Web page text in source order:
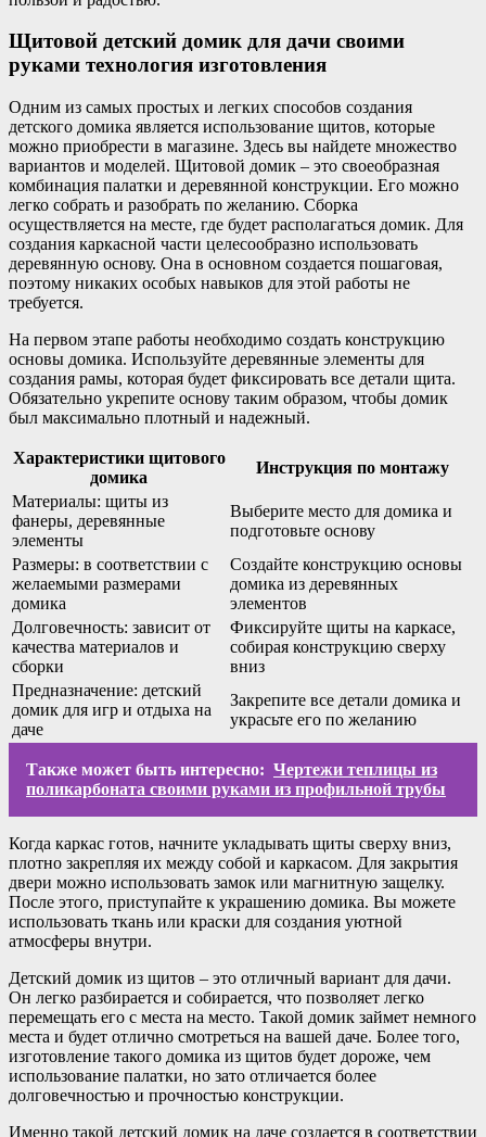
Щитовой детский домик для дачи своими
руками технология изготовления
Одним из самых простых и легких способов создания
детского домика является использование щитов, которые
можно приобрести в магазине. Здесь вы найдете множество
вариантов и моделей. Щитовой домик – это своеобразная
комбинация палатки и деревянной конструкции. Его можно
легко собрать и разобрать по желанию. Сборка
осуществляется на месте, где будет располагаться домик. Для
создания каркасной части целесообразно использовать
деревянную основу. Она в основном создается пошаговая,
поэтому никаких особых навыков для этой работы не
требуется.
На первом этапе работы необходимо создать конструкцию
основы домика. Используйте деревянные элементы для
создания рамы, которая будет фиксировать все детали щита.
Обязательно укрепите основу таким образом, чтобы домик
был максимально плотный и надежный.
Характеристики щитового
домика
Инструкция по монтажу
Материалы: щиты из
фанеры, деревянные
элементы
Выберите место для домика и
подготовьте основу
Размеры: в соответствии с
желаемыми размерами
домика
Создайте конструкцию основы
домика из деревянных
элементов
Долговечность: зависит от
качества материалов и
сборки
Фиксируйте щиты на каркасе,
собирая конструкцию сверху
вниз
Предназначение: детский
домик для игр и отдыха на
даче
Закрепите все детали домика и
украсьте его по желанию
Также может быть интересно: Чертежи теплицы из
поликарбоната своими руками из профильной трубы
Когда каркас готов, начните укладывать щиты сверху вниз,
плотно закрепляя их между собой и каркасом. Для закрытия
двери можно использовать замок или магнитную защелку.
После этого, приступайте к украшению домика. Вы можете
использовать ткань или краски для создания уютной
атмосферы внутри.
Детский домик из щитов – это отличный вариант для дачи.
Он легко разбирается и собирается, что позволяет легко
перемещать его с места на место. Такой домик займет немного
места и будет отлично смотреться на вашей даче. Более того,
изготовление такого домика из щитов будет дороже, чем
использование палатки, но зато отличается более
долговечностью и прочностью конструкции.
Именно такой детский домик на даче создается в соответствии